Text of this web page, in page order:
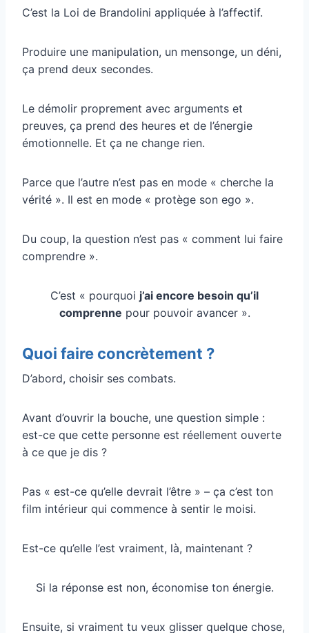
C’est la Loi de Brandolini appliquée à l’affectif.
Produire une manipulation, un mensonge, un déni,
ça prend deux secondes.
Le démolir proprement avec arguments et
preuves, ça prend des heures et de l’énergie
émotionnelle. Et ça ne change rien.
Parce que l’autre n’est pas en mode « cherche la
vérité ». Il est en mode « protège son ego ».
Du coup, la question n’est pas « comment lui faire
comprendre ».
C’est « pourquoi j’ai encore besoin qu’il
comprenne pour pouvoir avancer ».
Quoi faire concrètement ?
D’abord, choisir ses combats.
Avant d’ouvrir la bouche, une question simple :
est-ce que cette personne est réellement ouverte
à ce que je dis ?
Pas « est-ce qu’elle devrait l’être » – ça c’est ton
film intérieur qui commence à sentir le moisi.
Est-ce qu’elle l’est vraiment, là, maintenant ?
Si la réponse est non, économise ton énergie.
Ensuite, si vraiment tu veux glisser quelque chose,